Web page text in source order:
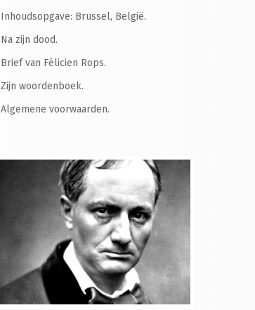
Inhoudsopgave: Brussel, België.
Na zijn dood.
Brief van Félicien Rops.
Zijn woordenboek.
Algemene voorwaarden.